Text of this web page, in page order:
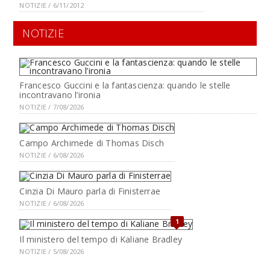
NOTIZIE / 6/11/2012
NOTIZIE
Francesco Guccini e la fantascienza: quando le stelle
incontravano l’ironia
NOTIZIE / 7/08/2026
Campo Archimede di Thomas Disch
NOTIZIE / 6/08/2026
Cinzia Di Mauro parla di Finisterrae
NOTIZIE / 6/08/2026
1
Il ministero del tempo di Kaliane Bradley
NOTIZIE / 5/08/2026